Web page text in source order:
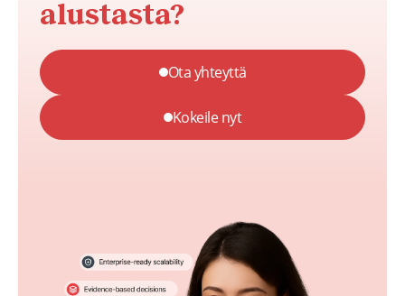
alustasta?
Ota yhteyttä
Kokeile nyt